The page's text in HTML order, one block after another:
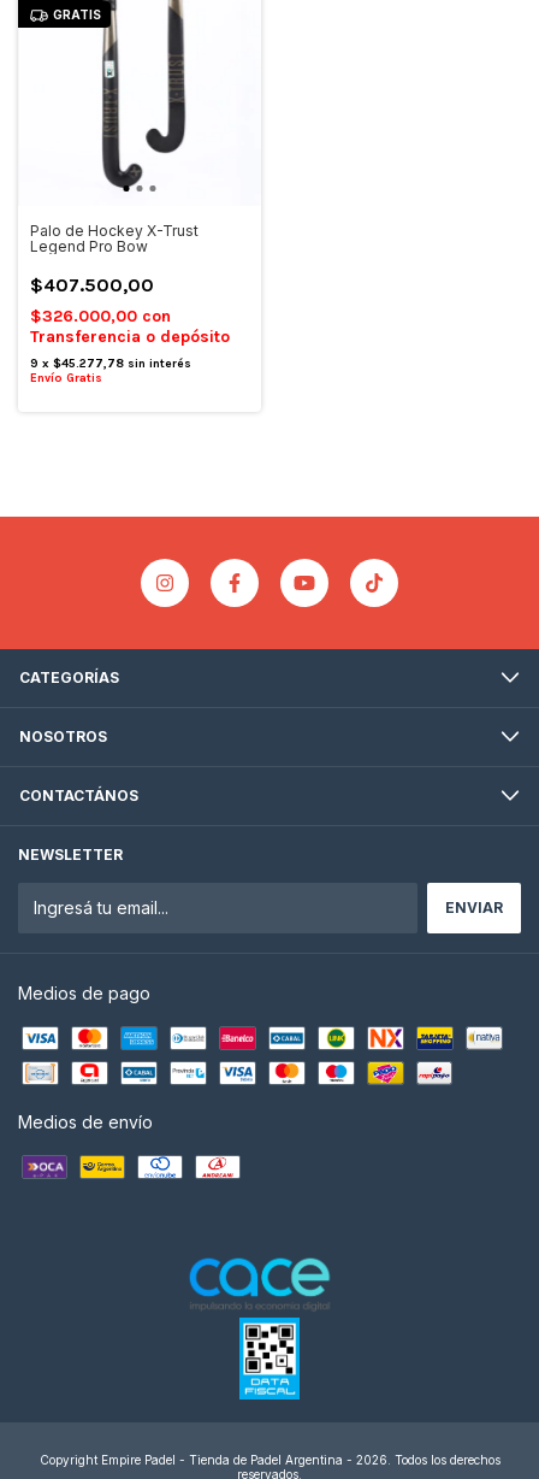
GRATIS
Palo de Hockey X-Trust
Legend Pro Bow
$407.500,00
$326.000,00 con
Transferencia o depósito
9 x $45.277,78 sin interés
Envío Gratis
CATEGORÍAS
NOSOTROS
CONTACTÁNOS
NEWSLETTER
Medios de pago
Medios de envío
Copyright Empire Padel - Tienda de Padel Argentina - 2026. Todos los derechos
reservados.